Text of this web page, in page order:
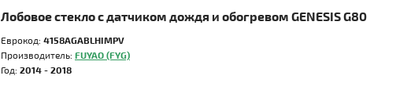
Лобовое стекло с датчиком дождя и обогревом GENESIS G80
Еврокод: 4158AGABLHIMPV
Производитель: FUYAO (FYG)
Год: 2014 - 2018